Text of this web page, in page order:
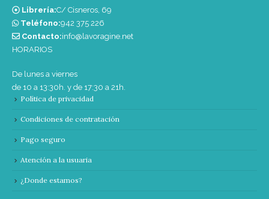
Librería:C/ Cisneros, 69
Teléfono:‭942 375 226‬
Contacto:info@lavoragine.net
HORARIOS
De lunes a viernes
de 10 a 13:30h. y de 17:30 a 21h.
Política de privacidad
Condiciones de contratación
Pago seguro
Atención a la usuaria
¿Donde estamos?